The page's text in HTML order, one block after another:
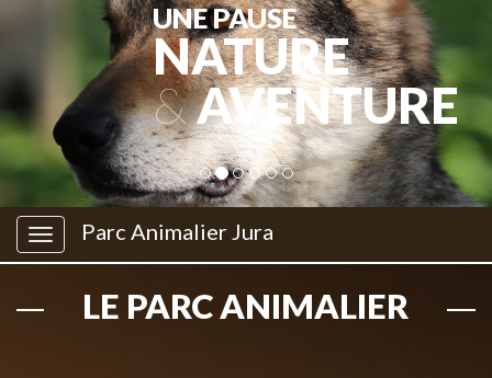
UNE PAUSE
NATURE
&AVENTURE
Parc Animalier Jura
LE PARC ANIMALIER